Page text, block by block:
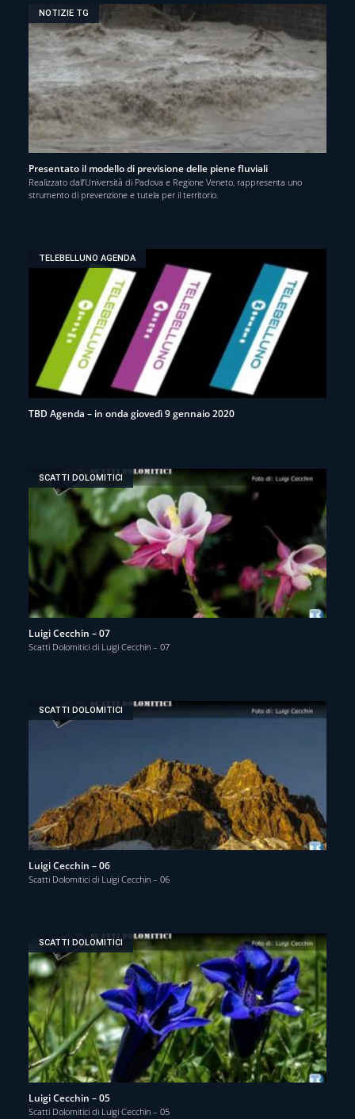
NOTIZIE TG
Presentato il modello di previsione delle piene fluviali
Realizzato dall’Università di Padova e Regione Veneto, rappresenta uno
strumento di prevenzione e tutela per il territorio.
TELEBELLUNO AGENDA
TBD Agenda – in onda giovedì 9 gennaio 2020
SCATTI DOLOMITICI
Luigi Cecchin – 07
Scatti Dolomitici di Luigi Cecchin – 07
SCATTI DOLOMITICI
Luigi Cecchin – 06
Scatti Dolomitici di Luigi Cecchin – 06
SCATTI DOLOMITICI
Luigi Cecchin – 05
Scatti Dolomitici di Luigi Cecchin – 05